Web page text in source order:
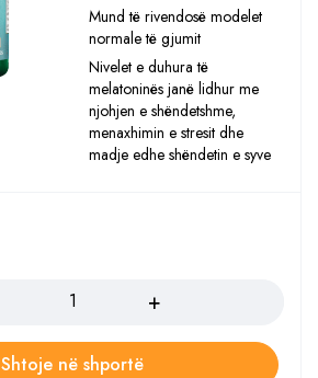
Mund të rivendosë modelet
normale të gjumit
Nivelet e duhura të
melatoninës janë lidhur me
njohjen e shëndetshme,
menaxhimin e stresit dhe
madje edhe shëndetin e syve
Shtoje në shportë